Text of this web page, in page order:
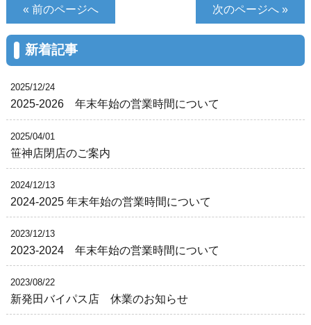
« 前のページへ 次のページへ »
新着記事
2025/12/24
2025-2026 年末年始の営業時間について
2025/04/01
笹神店閉店のご案内
2024/12/13
2024-2025 年末年始の営業時間について
2023/12/13
2023-2024 年末年始の営業時間について
2023/08/22
新発田バイパス店 休業のお知らせ